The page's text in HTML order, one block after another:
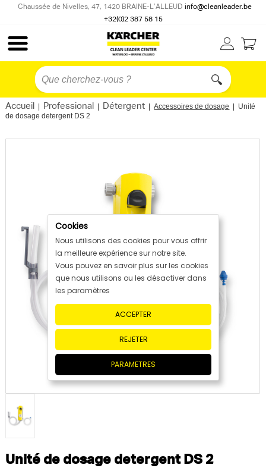
Chaussée de Nivelles, 47, 1420 BRAINE-L’ALLEUD info@cleanleader.be
+32(0)2 387 58 15
Accueil | Professional | Détergent |Accessoires de dosage | Unité
de dosage detergent DS 2
Unité de dosage detergent DS 2
Cookies
Nous utilisons des cookies pour vous offrir
la meilleure expérience sur notre site.
Vous pouvez en savoir plus sur les cookies
que nous utilisons ou les désactiver dans
les paramètres
ACCEPTER
REJETER
PARAMETRES